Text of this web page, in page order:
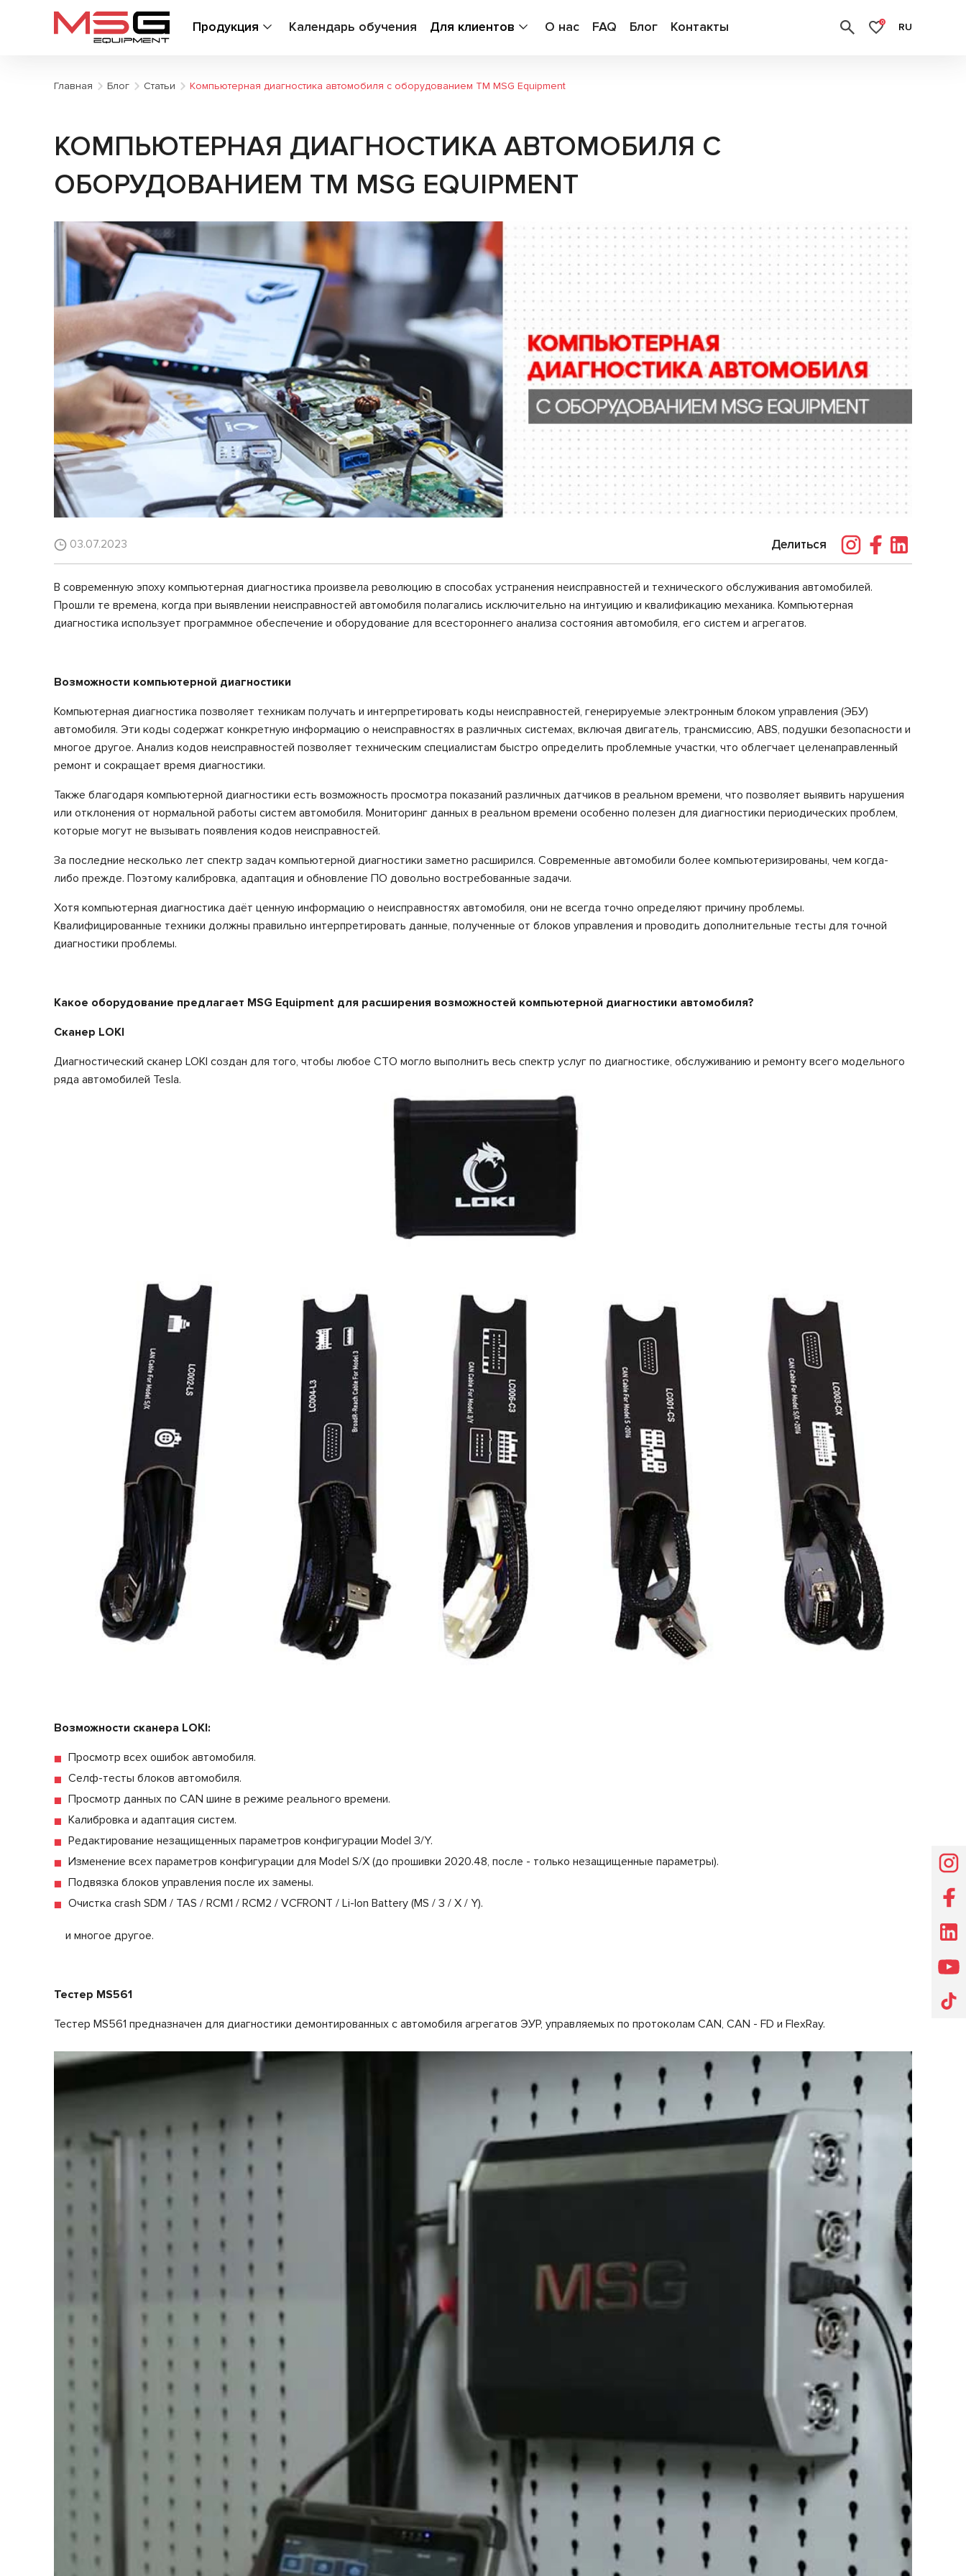
Продукция Календарь обучения Для клиентов О нас FAQ Блог Контакты 0 RU
Главная Блог Статьи Компьютерная диагностика автомобиля с оборудованием TM MSG Equipment
КОМПЬЮТЕРНАЯ ДИАГНОСТИКА АВТОМОБИЛЯ С
ОБОРУДОВАНИЕМ TM MSG EQUIPMENT
03.07.2023 Делиться
В современную эпоху компьютерная диагностика произвела революцию в способах устранения неисправностей и технического обслуживания автомобилей.
Прошли те времена, когда при выявлении неисправностей автомобиля полагались исключительно на интуицию и квалификацию механика. Компьютерная
диагностика использует программное обеспечение и оборудование для всестороннего анализа состояния автомобиля, его систем и агрегатов.
Возможности компьютерной диагностики
Компьютерная диагностика позволяет техникам получать и интерпретировать коды неисправностей, генерируемые электронным блоком управления (ЭБУ)
автомобиля. Эти коды содержат конкретную информацию о неисправностях в различных системах, включая двигатель, трансмиссию, ABS, подушки безопасности и
многое другое. Анализ кодов неисправностей позволяет техническим специалистам быстро определить проблемные участки, что облегчает целенаправленный
ремонт и сокращает время диагностики.
Также благодаря компьютерной диагностики есть возможность просмотра показаний различных датчиков в реальном времени, что позволяет выявить нарушения
или отклонения от нормальной работы систем автомобиля. Мониторинг данных в реальном времени особенно полезен для диагностики периодических проблем,
которые могут не вызывать появления кодов неисправностей.
За последние несколько лет спектр задач компьютерной диагностики заметно расширился. Современные автомобили более компьютеризированы, чем когда-
либо прежде. Поэтому калибровка, адаптация и обновление ПО довольно востребованные задачи.
Хотя компьютерная диагностика даёт ценную информацию о неисправностях автомобиля, они не всегда точно определяют причину проблемы.
Квалифицированные техники должны правильно интерпретировать данные, полученные от блоков управления и проводить дополнительные тесты для точной
диагностики проблемы.
Какое оборудование предлагает MSG Equipment для расширения возможностей компьютерной диагностики автомобиля?
Сканер LOKI
Диагностический сканер LOKI создан для того, чтобы любое СТО могло выполнить весь спектр услуг по диагностике, обслуживанию и ремонту всего модельного
ряда автомобилей Tesla.
Возможности сканера LOKI:
Просмотр всех ошибок автомобиля.
Селф-тесты блоков автомобиля.
Просмотр данных по CAN шине в режиме реального времени.
Калибровка и адаптация систем.
Редактирование незащищенных параметров конфигурации Model 3/Y.
Изменение всех параметров конфигурации для Model S/X (до прошивки 2020.48, после - только незащищенные параметры).
Подвязка блоков управления после их замены.
Очистка crash SDM / TAS / RCM1 / RCM2 / VCFRONT / Li-Ion Battery (MS / 3 / X / Y).
и многое другое.
Тестер MS561
Тестер MS561 предназначен для диагностики демонтированных с автомобиля агрегатов ЭУР, управляемых по протоколам CAN, CAN - FD и FlexRay.